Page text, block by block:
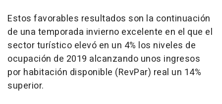
Estos favorables resultados son la continuación
de una temporada invierno excelente en el que el
sector turístico elevó en un 4% los niveles de
ocupación de 2019 alcanzando unos ingresos
por habitación disponible (RevPar) real un 14%
superior.